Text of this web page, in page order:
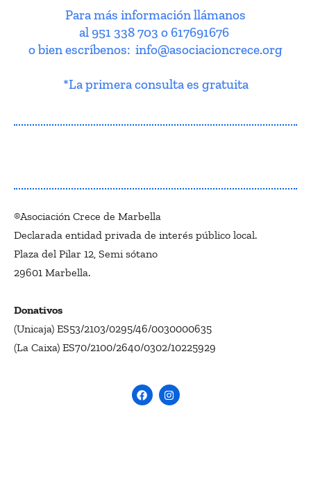
Para más información llámanos
al 951 338 703 o 617691676
o bien escríbenos: info@asociacioncrece.org
*La primera consulta es gratuita
®Asociación Crece de Marbella
Declarada entidad privada de interés público local.
Plaza del Pilar 12, Semi sótano
29601 Marbella.
Donativos
(Unicaja) ES53/2103/0295/46/0030000635
(La Caixa) ES70/2100/2640/0302/10225929